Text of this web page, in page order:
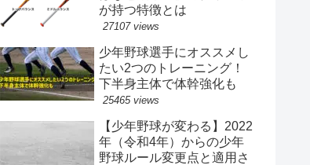
が持つ特徴とは
27107 views
少年野球選手にオススメし
たい2つのトレーニング！
下半身主体で体幹強化も
25465 views
【少年野球が変わる】2022
年（令和4年）からの少年
野球ルール変更点と適用さ